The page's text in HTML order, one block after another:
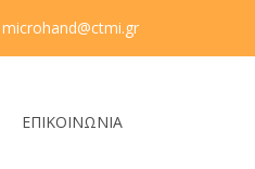
microhand@ctmi.gr
ΕΠΙΚΟΙΝΩΝΙΑ